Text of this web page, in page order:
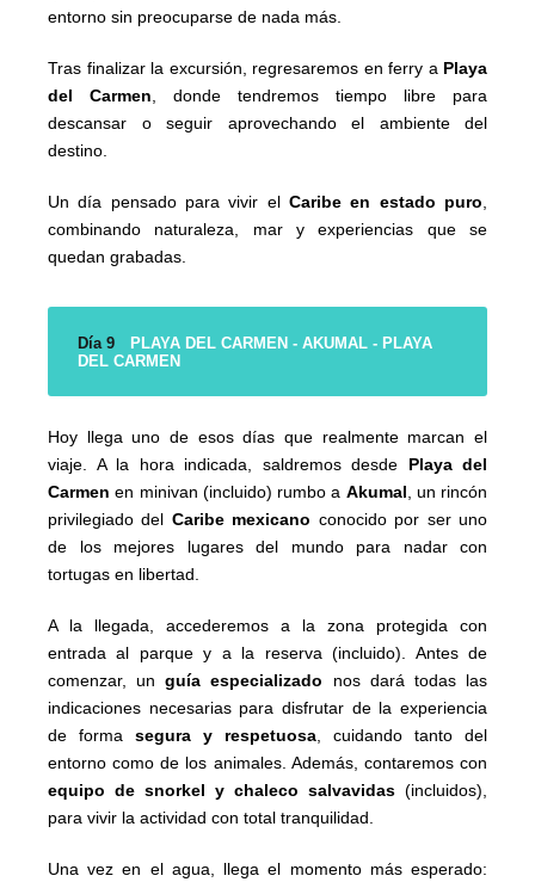
entorno sin preocuparse de nada más.
Tras finalizar la excursión, regresaremos en ferry a Playa
del Carmen , donde tendremos tiempo libre para
descansar o seguir aprovechando el ambiente del
destino.
Un día pensado para vivir el Caribe en estado puro
combinando naturaleza, mar y experiencias que se
quedan grabadas.
Día 9
PLAYA DEL CARMEN - AKUMAL - PLAYA
DEL CARMEN
Hoy llega uno de esos días que realmente marcan el
viaje. A la hora indicada, saldremos desde Playa del
Carmen en minivan (incluido) rumbo a Akumal , un rincón
privilegiado del Caribe mexicano conocido por ser uno
de los mejores lugares del mundo para nadar con
tortugas en libertad.
A la llegada, accederemos a la zona protegida con
entrada al parque y a la reserva (incluido). Antes de
comenzar, unguía especializado nos dará todas las
indicaciones necesarias para disfrutar de la experiencia
de forma segura y respetuosa , cuidando tanto del
entorno como de los animales. Además, contaremos con
equipo de snorkel y chaleco salvavidas (incluidos),
para vivir la actividad con total tranquilidad.
Una vez en el agua, llega el momento más esperado: